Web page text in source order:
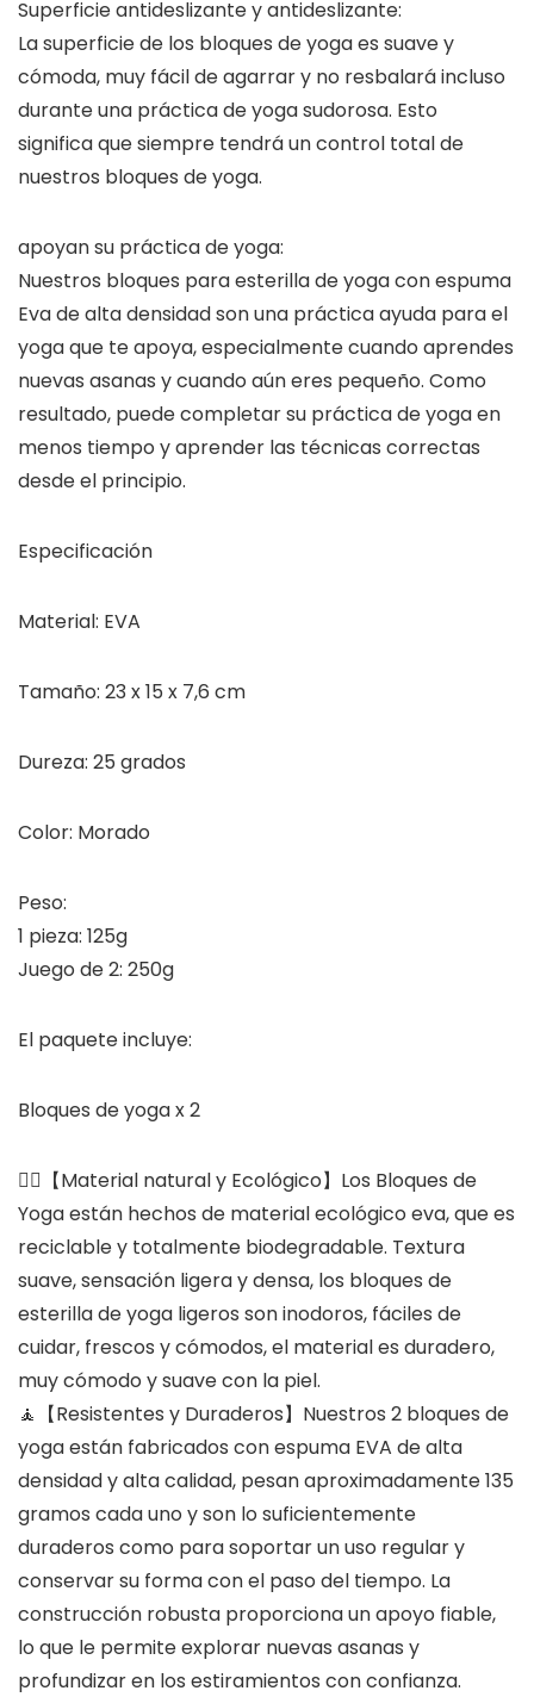
Superficie antideslizante y antideslizante:
La superficie de los bloques de yoga es suave y
cómoda, muy fácil de agarrar y no resbalará incluso
durante una práctica de yoga sudorosa. Esto
significa que siempre tendrá un control total de
nuestros bloques de yoga.
apoyan su práctica de yoga:
Nuestros bloques para esterilla de yoga con espuma
Eva de alta densidad son una práctica ayuda para el
yoga que te apoya, especialmente cuando aprendes
nuevas asanas y cuando aún eres pequeño. Como
resultado, puede completar su práctica de yoga en
menos tiempo y aprender las técnicas correctas
desde el principio.
Especificación
Material: EVA
Tamaño: 23 x 15 x 7,6 cm
Dureza: 25 grados
Color: Morado
Peso:
1 pieza: 125g
Juego de 2: 250g
El paquete incluye:
Bloques de yoga x 2
🤸‍♀️【Material natural y Ecológico】Los Bloques de
Yoga están hechos de material ecológico eva, que es
reciclable y totalmente biodegradable. Textura
suave, sensación ligera y densa, los bloques de
esterilla de yoga ligeros son inodoros, fáciles de
cuidar, frescos y cómodos, el material es duradero,
muy cómodo y suave con la piel.
🧘【Resistentes y Duraderos】Nuestros 2 bloques de
yoga están fabricados con espuma EVA de alta
densidad y alta calidad, pesan aproximadamente 135
gramos cada uno y son lo suficientemente
duraderos como para soportar un uso regular y
conservar su forma con el paso del tiempo. La
construcción robusta proporciona un apoyo fiable,
lo que le permite explorar nuevas asanas y
profundizar en los estiramientos con confianza.